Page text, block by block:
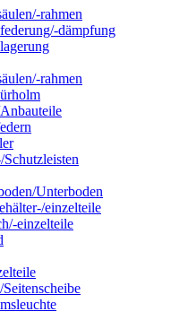
rahmen
dämpfung
rahmen
Schutzleisten
Unterboden
einzelteile
einzelteile